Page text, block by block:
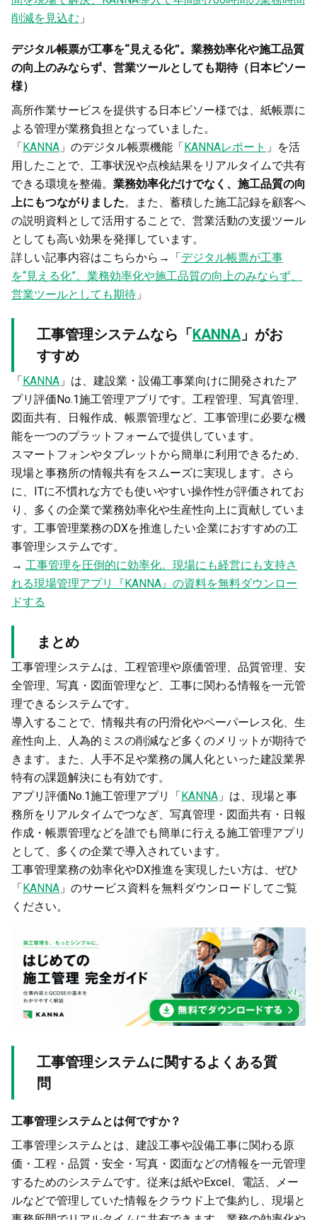
削減を見込む 」
デジタル帳票が工事を“見える化”。業務効率化や施工品質
の向上のみならず、営業ツールとしても期待（日本ビソー
様）
高所作業サービスを提供する日本ビソー様では、紙帳票に
よる管理が業務負担となっていました。
「KANNA 」のデジタル帳票機能「KANNAレポート 」を活
用したことで、工事状況や点検結果をリアルタイムで共有
できる環境を整備。 業務効率化だけでなく、施工品質の向
上にもつながりました。また、蓄積した施工記録を顧客へ
の説明資料として活用することで、営業活動の支援ツール
としても高い効果を発揮しています。
詳しい記事内容はこちらから→「デジタル帳票が工事
を“見える化”。業務効率化や施工品質の向上のみならず、
営業ツールとしても期待 」
工事管理システムなら「KANNA」がお
すすめ
「KANNA 」は、建設業・設備工事業向けに開発されたア
プリ評価No.1施工管理アプリです。工程管理、写真管理、
図面共有、日報作成、帳票管理など、工事管理に必要な機
能を一つのプラットフォームで提供しています。
スマートフォンやタブレットから簡単に利用できるため、
現場と事務所の情報共有をスムーズに実現します。さら
に、ITに不慣れな方でも使いやすい操作性が評価されてお
り、多くの企業で業務効率化や生産性向上に貢献していま
す。工事管理業務のDXを推進したい企業におすすめの工
事管理システムです。
→ 工事管理を圧倒的に効率化。現場にも経営にも支持さ
れる現場管理アプリ『KANNA』の資料を無料ダウンロー
ドする
まとめ
工事管理システムは、工程管理や原価管理、品質管理、安
全管理、写真・図面管理など、工事に関わる情報を一元管
理できるシステムです。
導入することで、情報共有の円滑化やペーパーレス化、生
産性向上、人為的ミスの削減など多くのメリットが期待で
きます。また、人手不足や業務の属人化といった建設業界
特有の課題解決にも有効です。
アプリ評価No.1施工管理アプリ「KANNA 」は、現場と事
務所をリアルタイムでつなぎ、写真管理・図面共有・日報
作成・帳票管理などを誰でも簡単に行える施工管理アプリ
として、多くの企業で導入されています。
工事管理業務の効率化やDX推進を実現したい方は、ぜひ
「KANNA 」のサービス資料を無料ダウンロードしてご覧
ください。
工事管理システムに関するよくある質
問
工事管理システムとは何ですか？
工事管理システムとは、建設工事や設備工事に関わる原
価・工程・品質・安全・写真・図面などの情報を一元管理
するためのシステムです。従来は紙やExcel、電話、メー
ルなどで管理していた情報をクラウド上で集約し、現場と